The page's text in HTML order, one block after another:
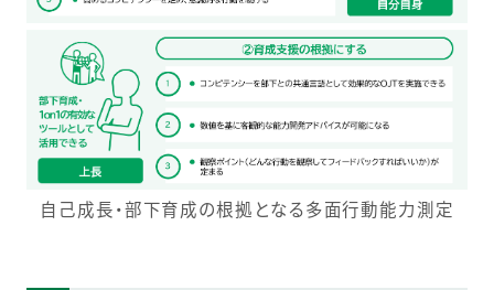
自己成長・部下育成の根拠となる多面行動能力測定